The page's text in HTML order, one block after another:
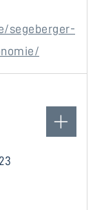
segeberger-